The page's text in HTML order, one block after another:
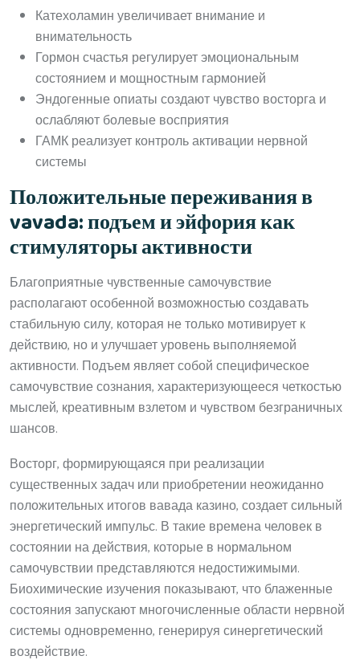
Катехоламин увеличивает внимание и
внимательность
Гормон счастья регулирует эмоциональным
состоянием и мощностным гармонией
Эндогенные опиаты создают чувство восторга и
ослабляют болевые восприятия
ГАМК реализует контроль активации нервной
системы
Положительные переживания в
vavada: подъем и эйфория как
стимуляторы активности
Благоприятные чувственные самочувствие
располагают особенной возможностью создавать
стабильную силу, которая не только мотивирует к
действию, но и улучшает уровень выполняемой
активности. Подъем являет собой специфическое
самочувствие сознания, характеризующееся четкостью
мыслей, креативным взлетом и чувством безграничных
шансов.
Восторг, формирующаяся при реализации
существенных задач или приобретении неожиданно
положительных итогов вавада казино, создает сильный
энергетический импульс. В такие времена человек в
состоянии на действия, которые в нормальном
самочувствии представляются недостижимыми.
Биохимические изучения показывают, что блаженные
состояния запускают многочисленные области нервной
системы одновременно, генерируя синергетический
воздействие.